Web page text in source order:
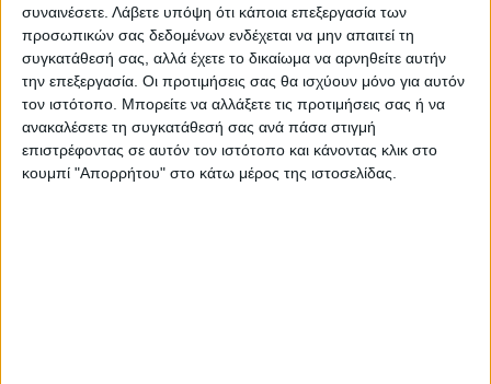
συναινέσετε. Λάβετε υπόψη ότι κάποια επεξεργασία των
προσωπικών σας δεδομένων ενδέχεται να μην απαιτεί τη
συγκατάθεσή σας, αλλά έχετε το δικαίωμα να αρνηθείτε αυτήν
την επεξεργασία. Οι προτιμήσεις σας θα ισχύουν μόνο για αυτόν
τον ιστότοπο. Μπορείτε να αλλάξετε τις προτιμήσεις σας ή να
ανακαλέσετε τη συγκατάθεσή σας ανά πάσα στιγμή
επιστρέφοντας σε αυτόν τον ιστότοπο και κάνοντας κλικ στο
κουμπί "Απορρήτου" στο κάτω μέρος της ιστοσελίδας.
ΝΕΟΣ ΑΓΩΝ
https://neosagon.gr